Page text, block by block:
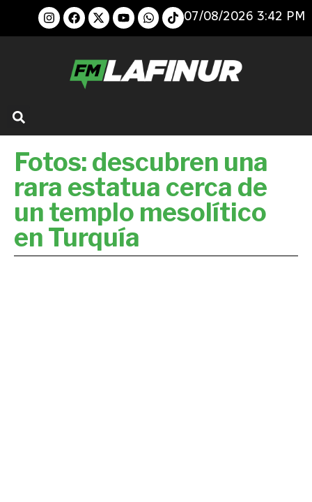
07/08/2026 3:42 PM
Fotos: descubren una
rara estatua cerca de
un templo mesolítico
en Turquía